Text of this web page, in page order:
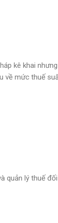
kê khai nhưng
về mức thuế
quản lý thuế đối